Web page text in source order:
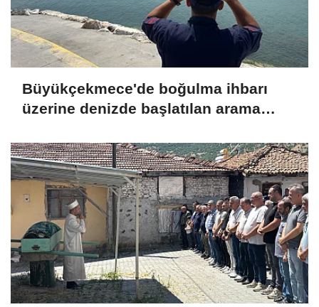
Büyükçekmece'de boğulma ihbarı
üzerine denizde başlatılan arama